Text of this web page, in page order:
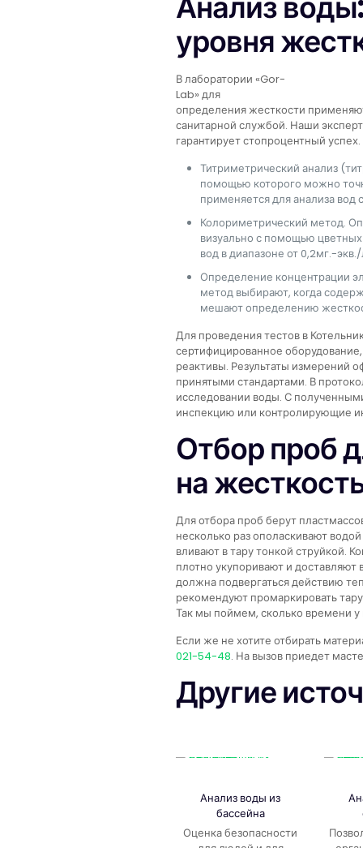
уровня
В лаборатории «Gor-
Lab» для
определения жесткости
санитарной службой. Наши
гарантирует стопроцентный
Титриметрический анализ
помощью которого можно
применяется для анализа
Колориметрический метод.
визуально с помощью
вод в диапазоне от 0,2мг.-
Определение концентрации
метод выбирают, когда
мешают определению
Для проведения тестов в
сертифицированное
реактивы. Результаты измерений
принятыми стандартами. В
исследовании воды. С
инспекцию или контролирующие
Отбор проб
на
Для отбора проб берут
несколько раз ополаскивают
вливают в тару тонкой струйкой.
плотно укупоривают и
должна подвергаться действию
рекомендуют промаркировать
Так мы поймем, сколько времени у
Если же не хотите отбирать
021-54-48. На вызов приедет
Другие
Анализ воды из
бассейна
Оценка безопасности